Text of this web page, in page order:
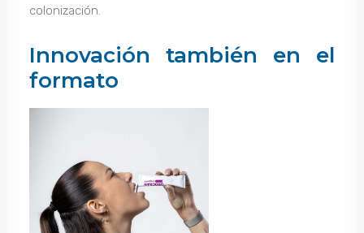
colonización.
Innovación también en el
formato